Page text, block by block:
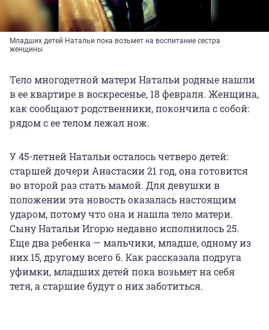
Младших детей Натальи пока возьмет на воспитание сестра
женщины
Тело многодетной матери Натальи родные нашли
в ее квартире в воскресенье, 18 февраля. Женщина,
как сообщают родственники, покончила с собой:
рядом с ее телом лежал нож.
У 45-летней Натальи осталось четверо детей:
старшей дочери Анастасии 21 год, она готовится
во второй раз стать мамой. Для девушки в
положении эта новость оказалась настоящим
ударом, потому что она и нашла тело матери.
Сыну Натальи Игорю недавно исполнилось 25.
Еще два ребенка — мальчики, младше, одному из
них 15, другому всего 6. Как рассказала подруга
уфимки, младших детей пока возьмет на себя
тетя, а старшие будут о них заботиться.